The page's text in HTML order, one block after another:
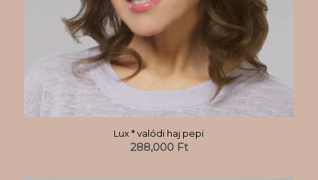
Lux * valódi haj pepi
288,000 Ft